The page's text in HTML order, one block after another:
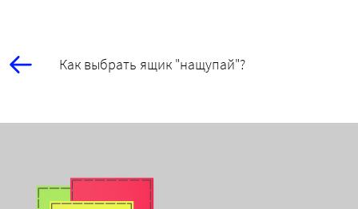
Как выбрать ящик "нащупай"?